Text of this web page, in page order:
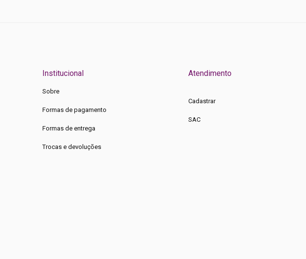
Institucional
Sobre
Formas de pagamento
Formas de entrega
Trocas e devoluções
Atendimento
Cadastrar
SAC